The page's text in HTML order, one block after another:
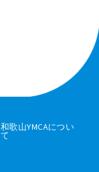
和歌山YMCAについ
て